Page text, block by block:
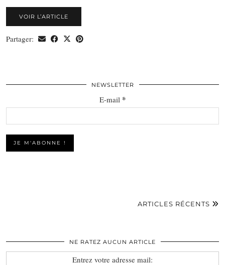
VOIR L’ARTICLE
Partager:
NEWSLETTER
E-mail *
ARTICLES RÉCENTS
NE RATEZ AUCUN ARTICLE
Entrez votre adresse mail: